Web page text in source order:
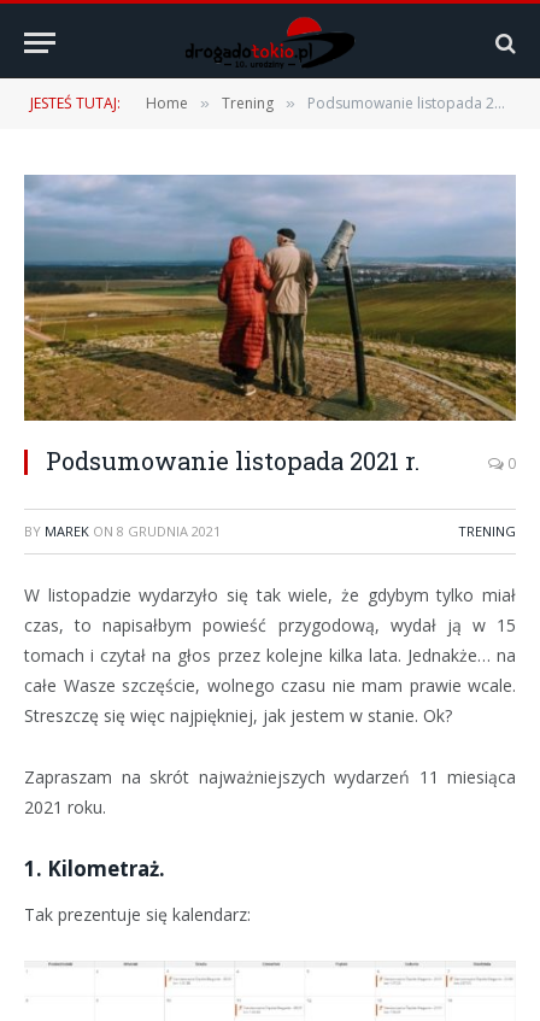
JESTEŚ TUTAJ: Home » Trening » Podsumowanie listopada 2021 r.
Podsumowanie listopada 2021 r. 0
BY MAREK ON 8 GRUDNIA 2021 TRENING
W listopadzie wydarzyło się tak wiele, że gdybym tylko miał
czas, to napisałbym powieść przygodową, wydał ją w 15
tomach i czytał na głos przez kolejne kilka lata. Jednakże… na
całe Wasze szczęście, wolnego czasu nie mam prawie wcale.
Streszczę się więc najpiękniej, jak jestem w stanie. Ok?
Zapraszam na skrót najważniejszych wydarzeń 11 miesiąca
2021 roku.
1. Kilometraż.
Tak prezentuje się kalendarz: